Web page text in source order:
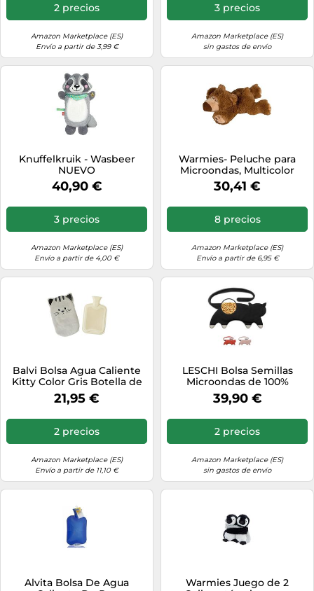
2 precios
Amazon Marketplace (ES)
Envío a partir de 3,99 €
3 precios
Amazon Marketplace (ES)
sin gastos de envío
Knuffelkruik - Wasbeer
NUEVO
40,90 €
3 precios
Amazon Marketplace (ES)
Envío a partir de 4,00 €
Warmies- Peluche para
Microondas, Multicolor
(1058) (4260101890818)
30,41 €
8 precios
Amazon Marketplace (ES)
Envío a partir de 6,95 €
Balvi Bolsa Agua Caliente
Kitty Color Gris Botella de
Agua Caliente con Cubierta
Suave en Forma de ga
21,95 €
2 precios
Amazon Marketplace (ES)
Envío a partir de 11,10 €
LESCHI Bolsa Semillas
Microondas de 100%
Algodón y Trigo Orgánicos,
Saco de Semillas con
Térmico de Semillas ideal
para Dolores Menstruales,
Gata negra
39,90 €
2 precios
Amazon Marketplace (ES)
sin gastos de envío
Alvita Bolsa De Agua
Warmies Juego de 2